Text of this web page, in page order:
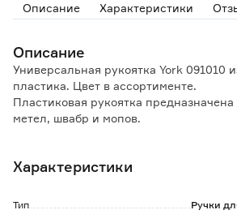
Описание Характеристики
Описание
Универсальная рукоятка York 091010
пластика. Цвет в ассортименте.
Пластиковая рукоятка
метел, швабр и мопов.
Товар продается в ассортименте.
Характеристики
Тип Ручки